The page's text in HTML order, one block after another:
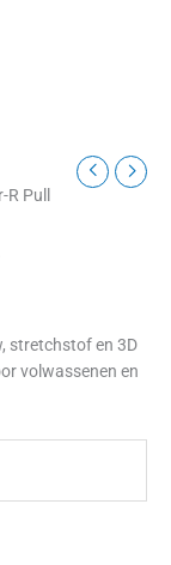
Pull
stretchstof en 3D
volwassenen en